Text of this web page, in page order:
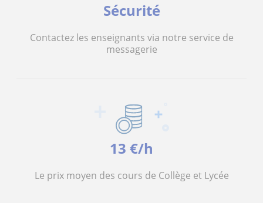
Sécurité
Contactez les enseignants via notre service de
messagerie
13 €/h
Le prix moyen des cours de Collège et Lycée